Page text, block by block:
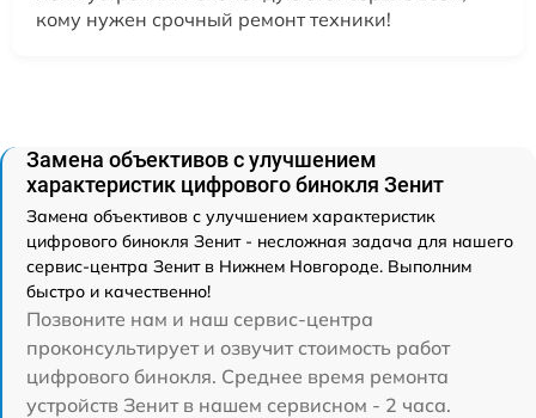
кому нужен срочный ремонт техники!
Замена объективов с улучшением
характеристик цифрового бинокля Зенит
Замена объективов с улучшением характеристик
цифрового бинокля Зенит - несложная задача для нашего
сервис-центра Зенит в Нижнем Новгороде. Выполним
быстро и качественно!
Позвоните нам и наш сервис-центра
проконсультирует и озвучит стоимость работ
цифрового бинокля. Среднее время ремонта
устройств Зенит в нашем сервисном - 2 часа.